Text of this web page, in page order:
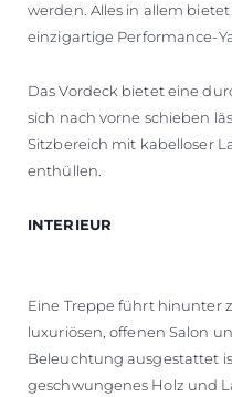
werden. Alles in allem
einzigartige Performance-
Das Vordeck bietet eine
sich nach vorne schieben
Sitzbereich mit kabelloser
enthüllen.
INTERIEUR
Eine Treppe führt hinunter
luxuriösen, offenen Salon
Beleuchtung ausgestattet
geschwungenes Holz und